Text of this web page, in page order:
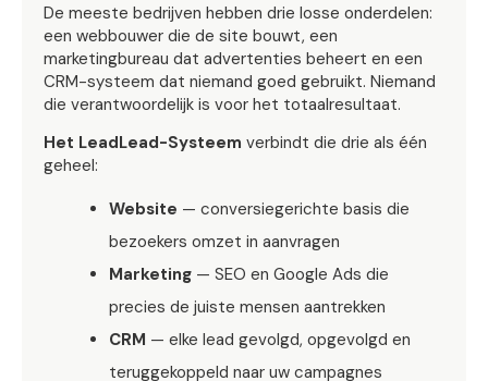
De meeste bedrijven hebben drie losse onderdelen:
een webbouwer die de site bouwt, een
marketingbureau dat advertenties beheert en een
CRM-systeem dat niemand goed gebruikt. Niemand
die verantwoordelijk is voor het totaalresultaat.
Het LeadLead-Systeem verbindt die drie als één
geheel:
Website — conversiegerichte basis die
bezoekers omzet in aanvragen
Marketing — SEO en Google Ads die
precies de juiste mensen aantrekken
CRM — elke lead gevolgd, opgevolgd en
teruggekoppeld naar uw campagnes